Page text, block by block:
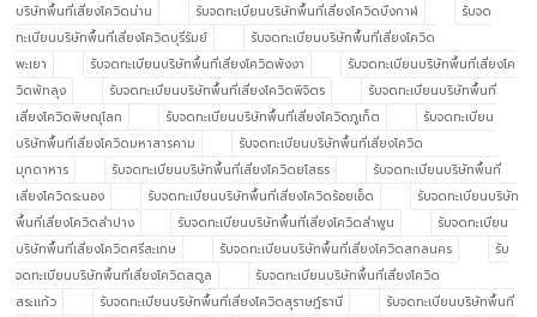
บริษัทพื้นที่เสี่ยงโควิดน่าน
รับจดทะเบียนบริษัทพื้นที่เสี่ยงโควิดบึงกาฬ
รับจด
ทะเบียนบริษัทพื้นที่เสี่ยงโควิดบุรีรัมย์
รับจดทะเบียนบริษัทพื้นที่เสี่ยงโควิด
พะเยา
รับจดทะเบียนบริษัทพื้นที่เสี่ยงโควิดพังงา
รับจดทะเบียนบริษัทพื้นที่เสี่ยงโค
วิดพัทลุง
รับจดทะเบียนบริษัทพื้นที่เสี่ยงโควิดพิจิตร
รับจดทะเบียนบริษัทพื้นที่
เสี่ยงโควิดพิษณุโลก
รับจดทะเบียนบริษัทพื้นที่เสี่ยงโควิดภูเก็ต
รับจดทะเบียน
บริษัทพื้นที่เสี่ยงโควิดมหาสารคาม
รับจดทะเบียนบริษัทพื้นที่เสี่ยงโควิด
มุกดาหาร
รับจดทะเบียนบริษัทพื้นที่เสี่ยงโควิดยโสธร
รับจดทะเบียนบริษัทพื้นที่
เสี่ยงโควิดระนอง
รับจดทะเบียนบริษัทพื้นที่เสี่ยงโควิดร้อยเอ็ด
รับจดทะเบียนบริษัท
พื้นที่เสี่ยงโควิดลำปาง
รับจดทะเบียนบริษัทพื้นที่เสี่ยงโควิดลำพูน
รับจดทะเบียน
บริษัทพื้นที่เสี่ยงโควิดศรีสะเกษ
รับจดทะเบียนบริษัทพื้นที่เสี่ยงโควิดสกลนคร
รับ
จดทะเบียนบริษัทพื้นที่เสี่ยงโควิดสตูล
รับจดทะเบียนบริษัทพื้นที่เสี่ยงโควิด
สระแก้ว
รับจดทะเบียนบริษัทพื้นที่เสี่ยงโควิดสุราษฎ์ธานี
รับจดทะเบียนบริษัทพื้นที่